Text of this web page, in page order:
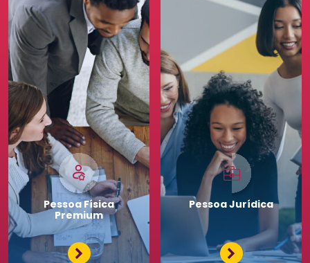
PessoaFísica
Premium
PessoaJurídica